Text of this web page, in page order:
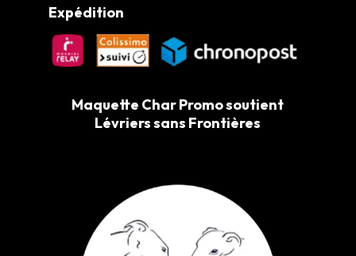
Expédition
Maquette Char Promo soutient
Lévriers sans Frontières